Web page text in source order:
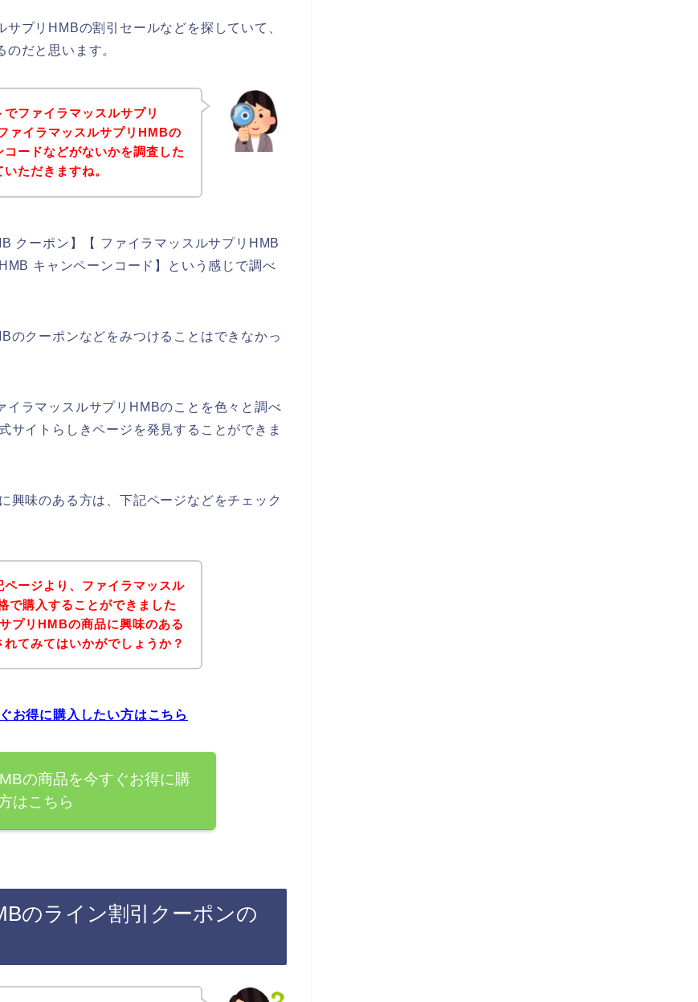
プリHMBの割引セールなどを探していて、
だと思います。
ファイラマッスルサプリ
ァイラマッスルサプリHMBの
ードなどがないかを調査した
ただきますね。
クーポン】【 ファイラマッスルサプリHMB
キャンペーンコード】という感じで調べ
のクーポンなどをみつけることはできなかっ
ラマッスルサプリHMBのことを色々と調べ
サイトらしきページを発見することができま
興味のある方は、下記ページなどをチェック
ージより、ファイラマッスル
で購入することができました
プリHMBの商品に興味のある
てみてはいかがでしょうか？
お得に購入したい方はこちら
の商品を今すぐお得に購
はこちら
のライン割引クーポンの